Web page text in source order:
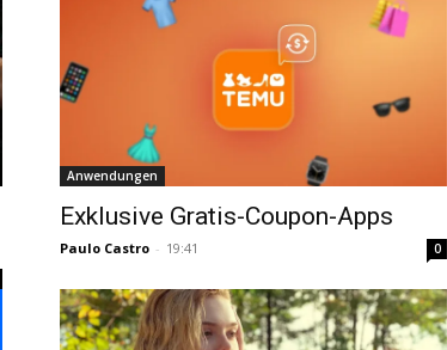
Anwendungen
Exklusive Gratis-Coupon-Apps
Paulo Castro - 19:41 0